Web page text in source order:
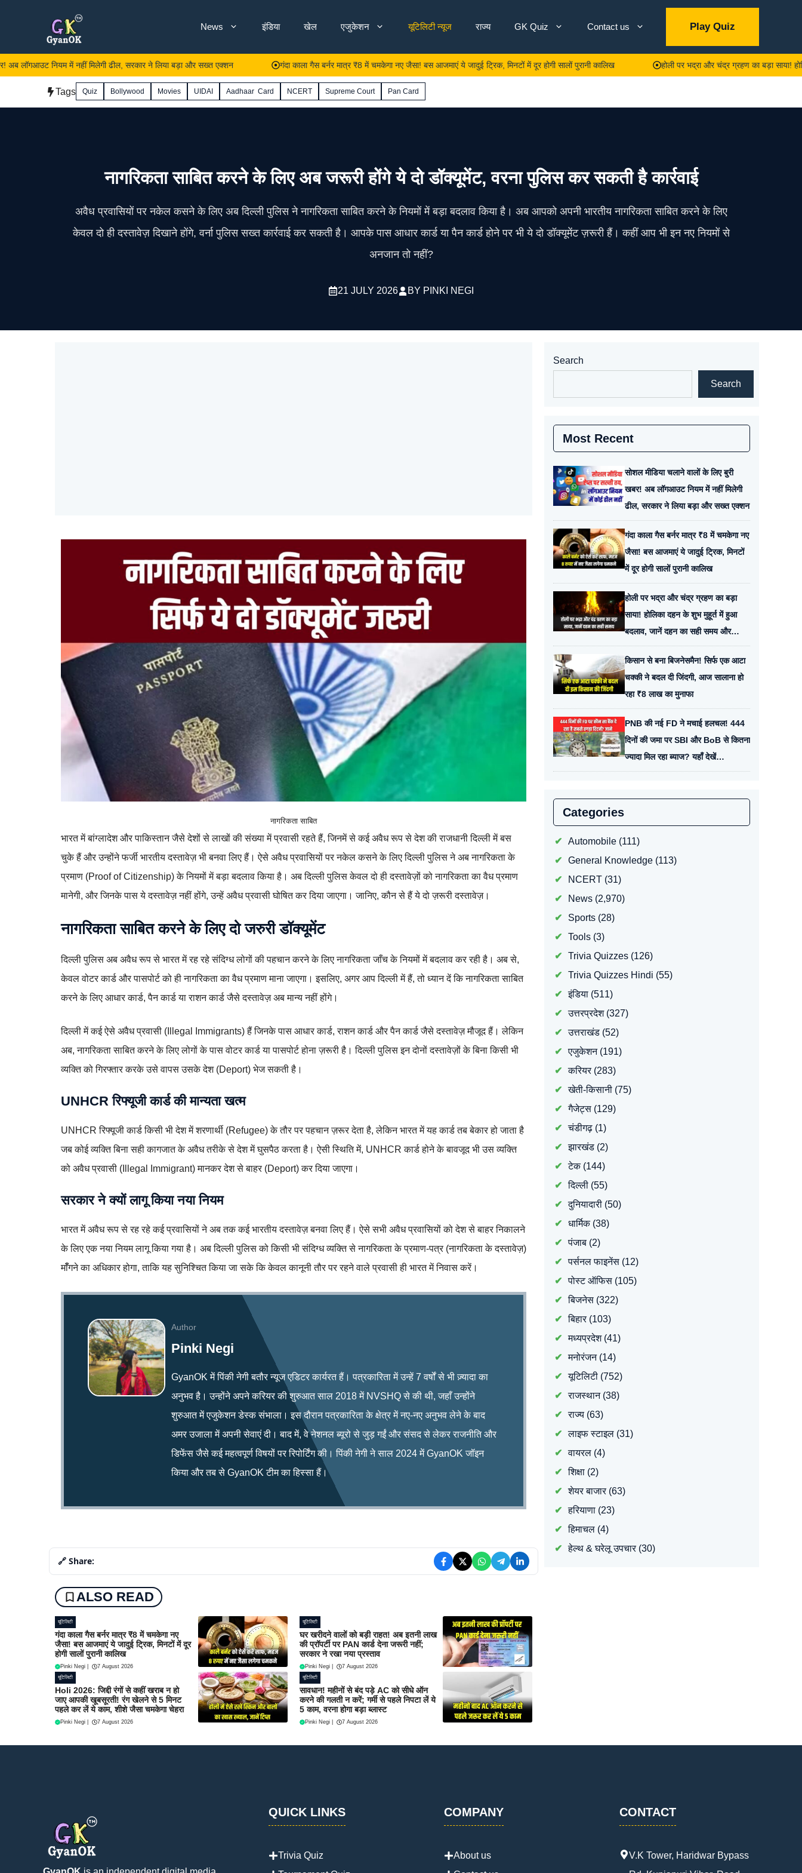
News इंडिया खेल एजुकेशन यूटिलिटी न्यूज राज्य GK Quiz Contact us Play Quiz
नियम में नहीं मिलेगी ढील, सरकार ने लिया बड़ा और सख्त एक्शन गंदा काला गैस बर्नर मात्र ₹8 में चमकेगा नए जैसा! बस आजमाएं ये जादुई ट्रिक, मिनटों में दूर होगी सालों पुरानी कालिख होली पर भद्रा और चंद्र ग्रहण का बड़ा साया! होलिका
Tags Quiz Bollywood Movies UIDAI Aadhaar Card NCERT Supreme Court Pan Card
नागरिकता साबित करने के लिए अब जरूरी होंगे ये दो डॉक्यूमेंट, वरना पुलिस कर सकती है कार्रवाई
अवैध प्रवासियों पर नकेल कसने के लिए अब दिल्ली पुलिस ने नागरिकता साबित करने के नियमों में बड़ा बदलाव किया है। अब आपको अपनी भारतीय नागरिकता साबित करने के लिए
केवल दो ही दस्तावेज़ दिखाने होंगे, वर्ना पुलिस सख्त कार्रवाई कर सकती है। आपके पास आधार कार्ड या पैन कार्ड होने पर भी ये दो डॉक्यूमेंट ज़रूरी हैं। कहीं आप भी इन नए नियमों से
अनजान तो नहीं?
21 JULY 2026 BY PINKI NEGI
नागरिकता साबित
भारत में बांग्लादेश और पाकिस्तान जैसे देशों से लाखों की संख्या में प्रवासी रहते हैं, जिनमें से कई अवैध रूप से देश की राजधानी दिल्ली में बस
चुके हैं और उन्होंने फर्जी भारतीय दस्तावेज़ भी बनवा लिए हैं। ऐसे अवैध प्रवासियों पर नकेल कसने के लिए दिल्ली पुलिस ने अब नागरिकता के
प्रमाण (Proof of Citizenship) के नियमों में बड़ा बदलाव किया है। अब दिल्ली पुलिस केवल दो ही दस्तावेज़ों को नागरिकता का वैध प्रमाण
मानेगी, और जिनके पास ये दस्तावेज़ नहीं होंगे, उन्हें अवैध प्रवासी घोषित कर दिया जाएगा। जानिए, कौन से हैं ये दो ज़रूरी दस्तावेज़।
नागरिकता साबित करने के लिए दो जरुरी डॉक्यूमेंट
दिल्ली पुलिस अब अवैध रूप से भारत में रह रहे संदिग्ध लोगों की पहचान करने के लिए नागरिकता जाँच के नियमों में बदलाव कर रही है। अब से,
केवल वोटर कार्ड और पासपोर्ट को ही नागरिकता का वैध प्रमाण माना जाएगा। इसलिए, अगर आप दिल्ली में हैं, तो ध्यान दें कि नागरिकता साबित
करने के लिए आधार कार्ड, पैन कार्ड या राशन कार्ड जैसे दस्तावेज़ अब मान्य नहीं होंगे।
दिल्ली में कई ऐसे अवैध प्रवासी (Illegal Immigrants) हैं जिनके पास आधार कार्ड, राशन कार्ड और पैन कार्ड जैसे दस्तावेज़ मौजूद हैं। लेकिन
अब, नागरिकता साबित करने के लिए लोगों के पास वोटर कार्ड या पासपोर्ट होना ज़रूरी है। दिल्ली पुलिस इन दोनों दस्तावेज़ों के बिना किसी भी
व्यक्ति को गिरफ्तार करके उसे वापस उसके देश (Deport) भेज सकती है।
UNHCR रिफ्यूजी कार्ड की मान्यता खत्म
UNHCR रिफ्यूजी कार्ड किसी भी देश में शरणार्थी (Refugee) के तौर पर पहचान ज़रूर देता है, लेकिन भारत में यह कार्ड तब बेकार हो जाता है
जब कोई व्यक्ति बिना सही कागजात के अवैध तरीके से देश में घुसपैठ करता है। ऐसी स्थिति में, UNHCR कार्ड होने के बावजूद भी उस व्यक्ति
को अवैध प्रवासी (Illegal Immigrant) मानकर देश से बाहर (Deport) कर दिया जाएगा।
सरकार ने क्यों लागू किया नया नियम
भारत में अवैध रूप से रह रहे कई प्रवासियों ने अब तक कई भारतीय दस्तावेज़ बनवा लिए हैं। ऐसे सभी अवैध प्रवासियों को देश से बाहर निकालने
के लिए एक नया नियम लागू किया गया है। अब दिल्ली पुलिस को किसी भी संदिग्ध व्यक्ति से नागरिकता के प्रमाण-पत्र (नागरिकता के दस्तावेज़)
माँँगने का अधिकार होगा, ताकि यह सुनिश्चित किया जा सके कि केवल कानूनी तौर पर रहने वाले प्रवासी ही भारत में निवास करें।
Author
Pinki Negi
GyanOK में पिंकी नेगी बतौर न्यूज एडिटर कार्यरत हैं। पत्रकारिता में उन्हें 7 वर्षों से भी ज़्यादा का
अनुभव है। उन्होंने अपने करियर की शुरुआत साल 2018 में NVSHQ से की थी, जहाँ उन्होंने
शुरुआत में एजुकेशन डेस्क संभाला। इस दौरान पत्रकारिता के क्षेत्र में नए-नए अनुभव लेने के बाद
अमर उजाला में अपनी सेवाएं दी। बाद में, वे नेशनल ब्यूरो से जुड़ गईं और संसद से लेकर राजनीति और
डिफेंस जैसे कई महत्वपूर्ण विषयों पर रिपोर्टिंग की। पिंकी नेगी ने साल 2024 में GyanOK जॉइन
किया और तब से GyanOK टीम का हिस्सा हैं।
🔗 Share:
ALSO READ
यूटिलिटी
गंदा काला गैस बर्नर मात्र ₹8 में चमकेगा नए
जैसा! बस आजमाएं ये जादुई ट्रिक, मिनटों में दूर
होगी सालों पुरानी कालिख
Pinki Negi 7 August 2026
यूटिलिटी
घर खरीदने वालों को बड़ी राहत! अब इतनी लाख
की प्रॉपर्टी पर PAN कार्ड देना जरूरी नहीं;
सरकार ने रखा नया प्रस्ताव
Pinki Negi 7 August 2026
यूटिलिटी
Holi 2026: जिद्दी रंगों से कहीं खराब न हो
जाए आपकी खूबसूरती! रंग खेलने से 5 मिनट
पहले कर लें ये काम, शीशे जैसा चमकेगा चेहरा
Pinki Negi 7 August 2026
यूटिलिटी
सावधान! महीनों से बंद पड़े AC को सीधे ऑन
करने की गलती न करें; गर्मी से पहले निपटा लें ये
5 काम, वरना होगा बड़ा ब्लास्ट
Pinki Negi 7 August 2026
Search
Search
Most Recent
सोशल मीडिया चलाने वालों के लिए बुरी
खबर! अब लॉगआउट नियम में नहीं मिलेगी
ढील, सरकार ने लिया बड़ा और सख्त एक्शन
गंदा काला गैस बर्नर मात्र ₹8 में चमकेगा नए
जैसा! बस आजमाएं ये जादुई ट्रिक, मिनटों
में दूर होगी सालों पुरानी कालिख
होली पर भद्रा और चंद्र ग्रहण का बड़ा
साया! होलिका दहन के शुभ मुहूर्त में हुआ
बदलाव, जानें दहन का सही समय और
सावधानी
किसान से बना बिजनेसमैन! सिर्फ एक आटा
चक्की ने बदल दी जिंदगी, आज सालाना हो
रहा ₹8 लाख का मुनाफा
PNB की नई FD ने मचाई हलचल! 444
दिनों की जमा पर SBI और BoB से कितना
ज्यादा मिल रहा ब्याज? यहाँ देखें
कैलकुलेशन
Categories
Automobile(111)
General Knowledge(113)
NCERT(31)
News(2,970)
Sports(28)
Tools(3)
Trivia Quizzes(126)
Trivia Quizzes Hindi (55)
इंडिया(511)
उत्तरप्रदेश(327)
उत्तराखंड(52)
एजुकेशन(191)
करियर(283)
खेती-किसानी(75)
गैजेट्स(129)
चंडीगढ़(1)
झारखंड(2)
टेक(144)
दिल्ली(55)
दुनियादारी(50)
धार्मिक(38)
पंजाब(2)
पर्सनल फाइनेंस(12)
पोस्ट ऑफिस(105)
बिजनेस(322)
बिहार(103)
मध्यप्रदेश(41)
मनोरंजन(14)
यूटिलिटी(752)
राजस्थान(38)
राज्य(63)
लाइफ स्टाइल(31)
वायरल(4)
शिक्षा(2)
शेयर बाजार(63)
हरियाणा(23)
हिमाचल(4)
हेल्थ & घरेलू उपचार(30)
QUICK LINKS
Trivia Quiz
COMPANY
About us
CONTACT
V.K Tower, Haridwar Bypass